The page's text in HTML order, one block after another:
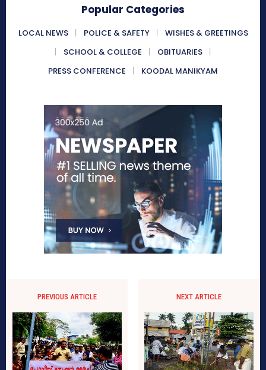
Popular Categories
LOCAL NEWS POLICE & SAFETY
WISHES & GREETINGS
SCHOOL & COLLEGE
OBITUARIES
PRESS CONFERENCE
KOODAL MANIKYAM
PREVIOUS ARTICLE NEXT ARTICLE